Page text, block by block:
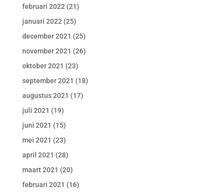
februari 2022 (21)
januari 2022 (25)
december 2021 (25)
november 2021 (26)
oktober 2021 (23)
september 2021 (18)
augustus 2021 (17)
juli 2021 (19)
juni 2021 (15)
mei 2021 (23)
april 2021 (28)
maart 2021 (20)
februari 2021 (16)